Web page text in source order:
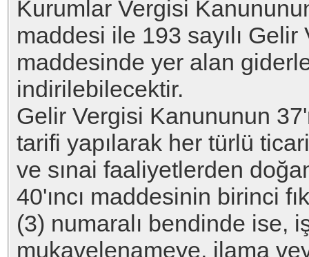
Kurumlar Vergisi
maddesi ile 193 sayılı
maddesinde yer alan
indirilebilecektir.
Gelir Vergisi Kanununun
tarifi yapılarak her türlü ticari
ve sınai faaliyetlerden
40'ıncı maddesinin birinci
(3) numaralı bendinde ise,
mukavelenameye, ilama